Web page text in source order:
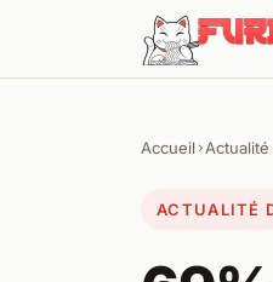
Aller au contenu
Accueil ›
ACTUALITÉ